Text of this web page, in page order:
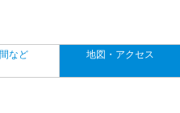
など 地図・アクセス